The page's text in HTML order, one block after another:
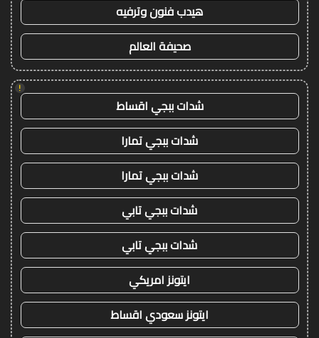
هيدب فنون وترفيه
صحيفة العالم
!
شدات ببجي اقساط
شدات ببجي تمارا
شدات ببجي تمارا
شدات ببجي تابي
شدات ببجي تابي
ايتونز امريكي
ايتونز سعودي اقساط